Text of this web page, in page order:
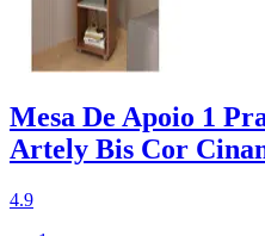
Mesa De Apoio 1
Artely Bis Cor
4.9